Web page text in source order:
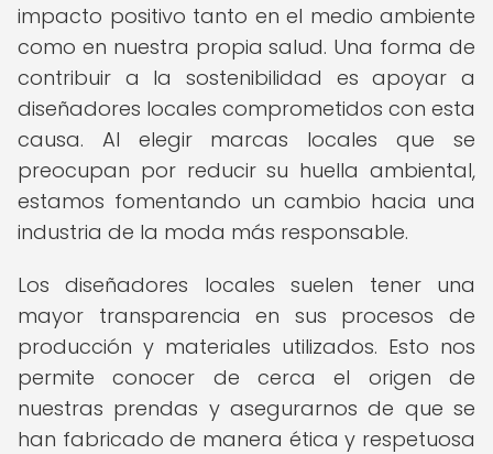
impacto positivo tanto en el medio ambiente
como en nuestra propia salud. Una forma de
contribuir a la sostenibilidad es apoyar a
diseñadores locales comprometidos con esta
causa. Al elegir marcas locales que se
preocupan por reducir su huella ambiental,
estamos fomentando un cambio hacia una
industria de la moda más responsable.
Los diseñadores locales suelen tener una
mayor transparencia en sus procesos de
producción y materiales utilizados. Esto nos
permite conocer de cerca el origen de
nuestras prendas y asegurarnos de que se
han fabricado de manera ética y respetuosa